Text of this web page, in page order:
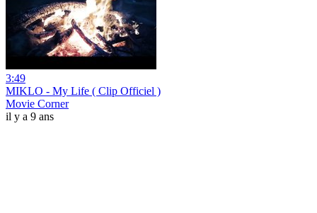
3:49
MIKLO - My Life ( Clip Officiel )
Movie Corner
il y a 9 ans